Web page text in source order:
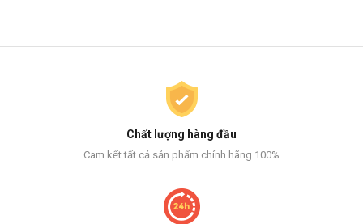
Chất lượng hàng đầu
Cam kết tất cả sản phẩm chính hãng 100%